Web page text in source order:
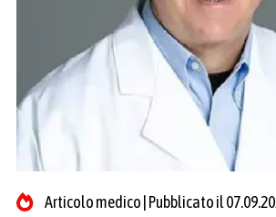
Articolo medico | Pubblicato il